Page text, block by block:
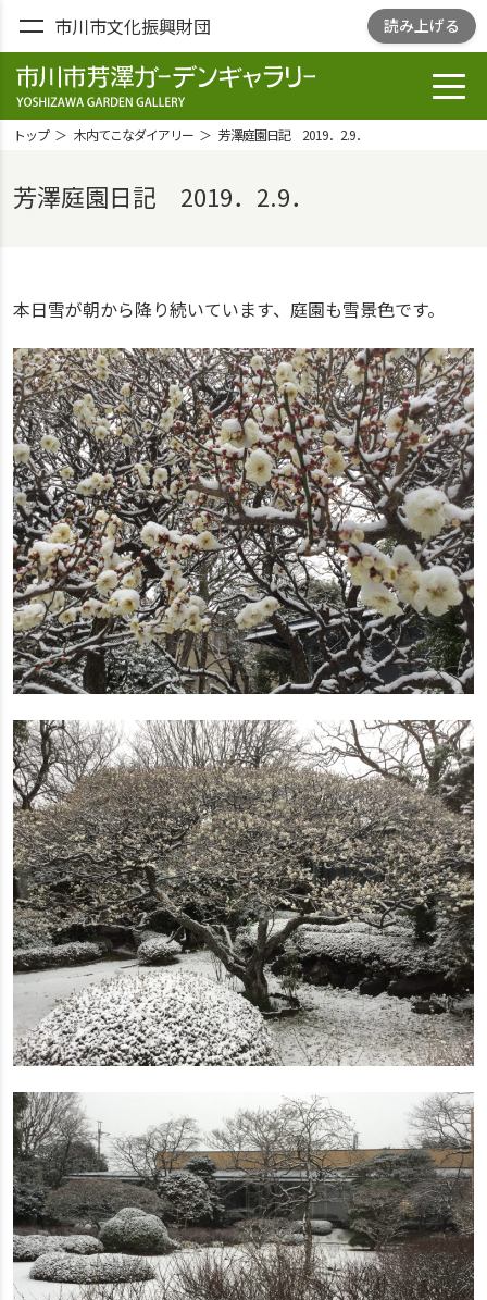
市川市文化振興財団 読み上げる
市川市芳澤ガー
デンギャラリ
トップ 木内てこなダイアリー 芳澤庭園日記 2019．2.9．
芳澤庭園日記 2019．2.9．
本日雪が朝から降り続いています、庭園も雪景色です。